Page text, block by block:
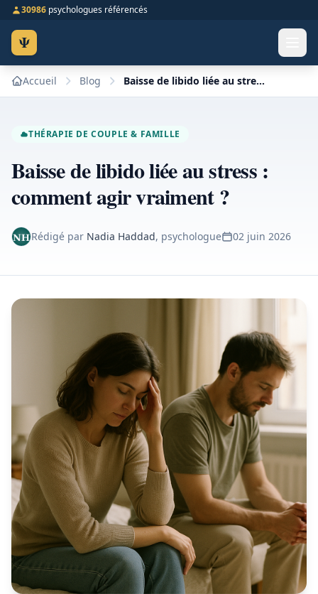
30986 psychologues référencés
Ψ
Accueil Blog Baisse de libido liée au stress : comment agir vraiment ?
THÉRAPIE DE COUPLE & FAMILLE
Baisse de libido liée au stress :
comment agir vraiment ?
Rédigé par Nadia Haddad, psychologue 02 juin 2026